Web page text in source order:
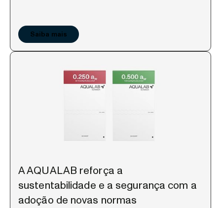
Saiba mais
A AQUALAB reforça a
sustentabilidade e a segurança com a
adoção de novas normas